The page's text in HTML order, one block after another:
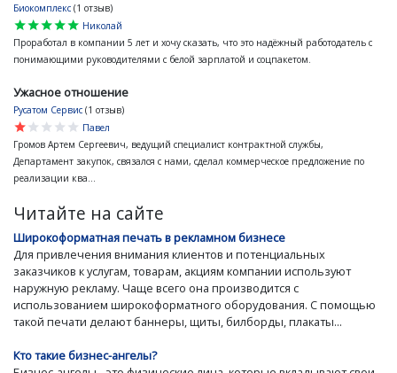
Биокомплекс (1 отзыв)
star
star
star
star
star
Николай
Проработал в компании 5 лет и хочу сказать, что это надёжный работодатель с
понимающими руководителями с белой зарплатой и соцпакетом.
Ужасное отношение
Русатом Сервис (1 отзыв)
star
star
star
star
star
Павел
Громов Артем Сергеевич, ведущий специалист контрактной службы,
Департамент закупок, связался с нами, сделал коммерческое предложение по
реализации ква...
Читайте на сайте
Широкоформатная печать в рекламном бизнесе
Для привлечения внимания клиентов и потенциальных
заказчиков к услугам, товарам, акциям компании используют
наружную рекламу. Чаще всего она производится с
использованием широкоформатного оборудования. С помощью
такой печати делают баннеры, щиты, билборды, плакаты...
Кто такие бизнес-ангелы?